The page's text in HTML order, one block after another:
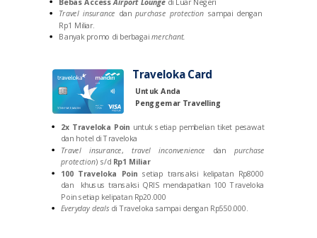
2x Traveloka Poin untuk setiap pembelian tiket pesawat
dan hotel di Traveloka
Travel insurance,travel inconvenience dan purchase
protection) s/d Rp1 Miliar
100 Traveloka Poinsetiap transaksi kelipatan Rp8000
dan khusus transaksi QRIS mendapatkan 100 Traveloka
Poin setiap kelipatan Rp20.000
Everyday deals di Traveloka sampai dengan Rp550.000.
Untuk Anda
Penggemar Travelling
Traveloka Card
Travel insurance danpurchase protection sampai dengan
Rp1 Miliar.
Banyak promo di berbagaimerchant.